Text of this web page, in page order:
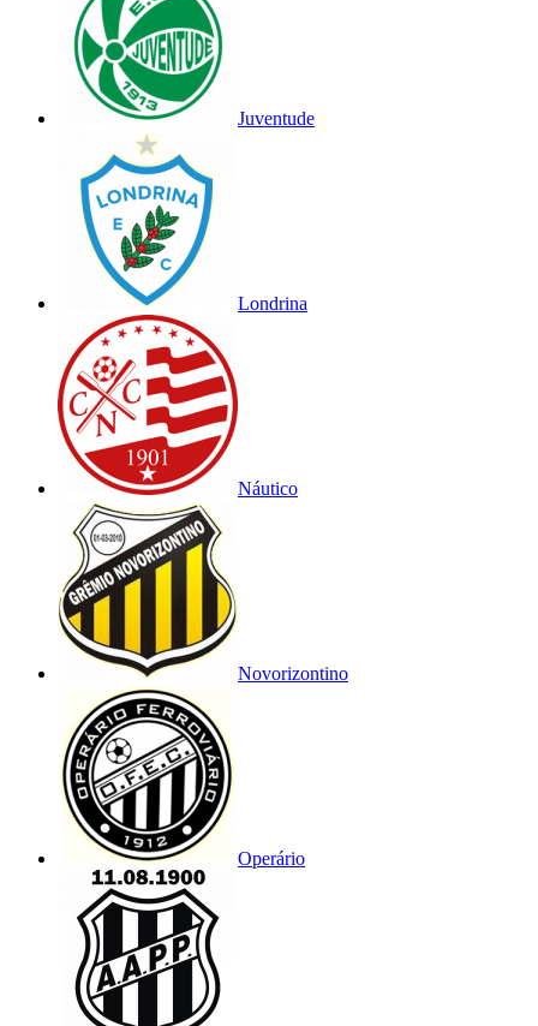
Juventude
Londrina
Náutico
Novorizontino
Operário